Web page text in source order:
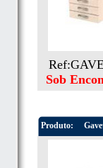
Sob
Produto: